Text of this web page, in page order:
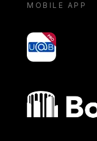
MOBILE APP
yoU@B
Bocconi shop